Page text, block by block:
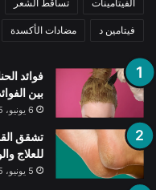
الفيتامينات تساقط الشعر
فيتامين د مضادات الأكسدة
فوائد
بين
6 يونيو، 2025
تشقق
للعلاج
5 يونيو، 2025